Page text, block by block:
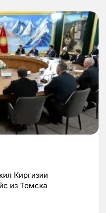
Киргизии
из Томска